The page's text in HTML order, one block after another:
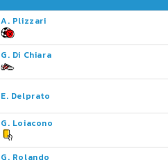
A. Plizzari
G. Di Chiara
E. Delprato
G. Loiacono
G. Rolando